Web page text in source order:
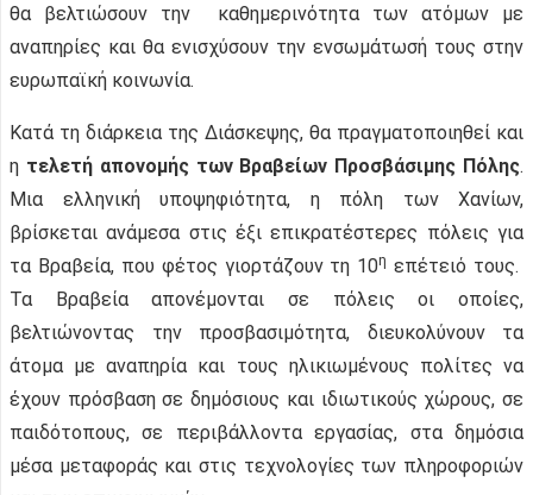
θα βελτιώσουν την καθημερινότητα των ατόμων με
αναπηρίες και θα ενισχύσουν την ενσωμάτωσή τους στην
ευρωπαϊκή κοινωνία.
Κατά τη διάρκεια της Διάσκεψης, θα πραγματοποιηθεί και
η τελετή απονομής των Βραβείων Προσβάσιμης Πόλης.
Μια ελληνική υποψηφιότητα, η πόλη των Χανίων,
βρίσκεται ανάμεσα στις έξι επικρατέστερες πόλεις για
τα Βραβεία, που φέτος γιορτάζουν τη 10η επέτειό τους.
Τα Βραβεία απονέμονται σε πόλεις οι οποίες,
βελτιώνοντας την προσβασιμότητα, διευκολύνουν τα
άτομα με αναπηρία και τους ηλικιωμένους πολίτες να
έχουν πρόσβαση σε δημόσιους και ιδιωτικούς χώρους, σε
παιδότοπους, σε περιβάλλοντα εργασίας, στα δημόσια
μέσα μεταφοράς και στις τεχνολογίες των πληροφοριών